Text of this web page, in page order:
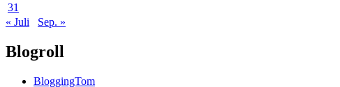
31
« Juli
Sep. »
Blogroll
BloggingTom